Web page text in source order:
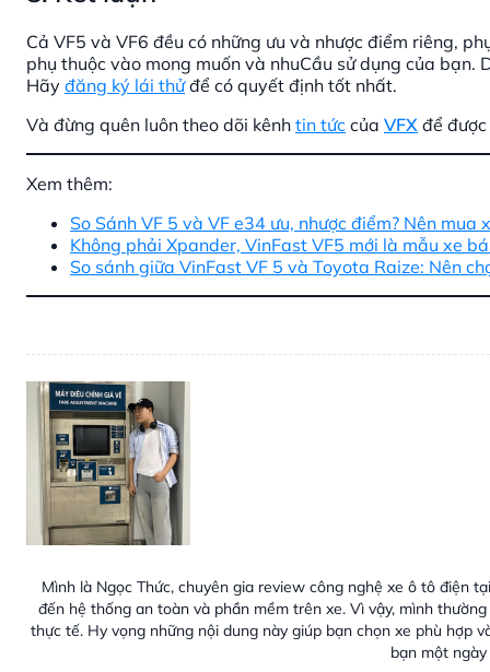
Cả VF5 và VF6 đều có những ưu và nhược điểm riêng,
phụ thuộc vào mong muốn và nhuCầu sử dụng của bạn.
Hãy đăng ký lái thửđể có quyết định tốt nhất.
Và đừng quên luôn theo dõi kênh tin tức của VFX để
Xem thêm:
So Sánh VF 5 và VF e34 ưu, nhược điểm? Nên mua
Không phải Xpander, VinFast VF5 mới là mẫu xe
So sánh giữa VinFast VF 5 và Toyota Raize: Nên
Mình là Ngọc Thức, chuyên gia review công nghệ xe ô tô điện
đến hệ thống an toàn và phần mềm trên xe. Vì vậy, mình
thực tế. Hy vọng những nội dung này giúp bạn chọn xe phù hợp
bạn một